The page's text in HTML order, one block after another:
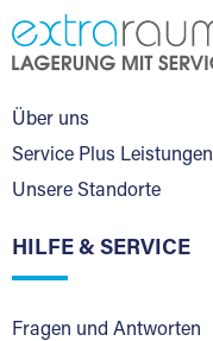
Über uns
Service Plus Leistungen
Unsere Standorte
HILFE & SERVICE
Fragen und Antworten